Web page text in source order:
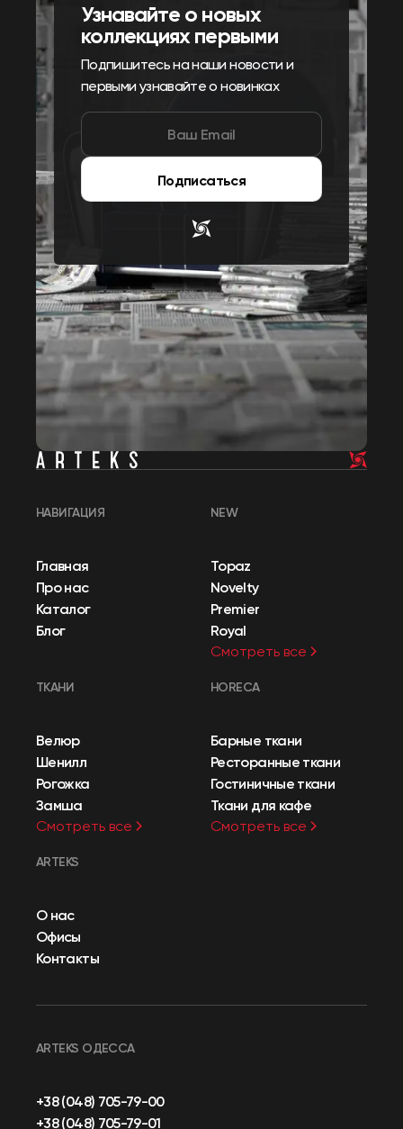
Узнавайте о новых
коллекциях первыми
Подпишитесь на наши новости и
первыми узнавайте о новинках
Подписаться
НАВИГАЦИЯ
Главная
Про нас
Каталог
Блог
NEW
Topaz
Novelty
Premier
Royal
Смотреть все
ТКАНИ
Велюр
Шенилл
Рогожка
Замша
Смотреть все
HORECA
Барные ткани
Ресторанные ткани
Гостиничные ткани
Ткани для кафе
Смотреть все
ARTEKS
О нас
Офисы
Контакты
ARTEKS ОДЕССА
+38 (048) 705-79-00
+38 (048) 705-79-01